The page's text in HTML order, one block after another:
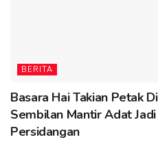
BERITA
Basara Hai Takian Petak
Sembilan Mantir Adat
Persidangan